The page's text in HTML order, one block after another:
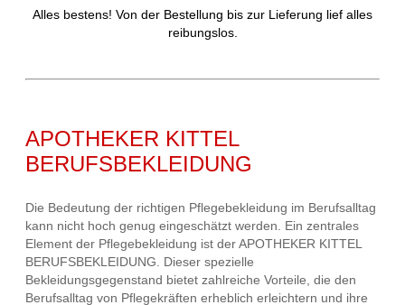
Alles bestens! Von der Bestellung bis zur Lieferung lief alles
reibungslos.
APOTHEKER KITTEL
BERUFSBEKLEIDUNG
Die Bedeutung der richtigen Pflegebekleidung im Berufsalltag
kann nicht hoch genug eingeschätzt werden. Ein zentrales
Element der Pflegebekleidung ist der APOTHEKER KITTEL
BERUFSBEKLEIDUNG. Dieser spezielle
Bekleidungsgegenstand bietet zahlreiche Vorteile, die den
Berufsalltag von Pflegekräften erheblich erleichtern und ihre